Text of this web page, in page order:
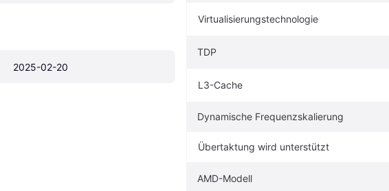
2025-02-20
Virtualisierungstechnologie
TDP
L3-Cache
Dynamische Frequenzskalierung
Übertaktung wird unterstützt
AMD-Modell